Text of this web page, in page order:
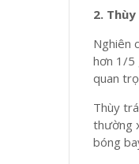
2.
Nghiên
hơn 1/5
quan
Thùy
thường
bóng